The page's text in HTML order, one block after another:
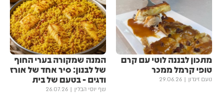
מתכון לבננה לוטי עם קרם
טופי קרמל ממכר
נועם זיגדון 29.06.26
המנה שמקורה בערי החוף
של לבנון: סיר אחד של אורז
ודגים - בטעם של בית
שף יוסי הבלין 26.07.26